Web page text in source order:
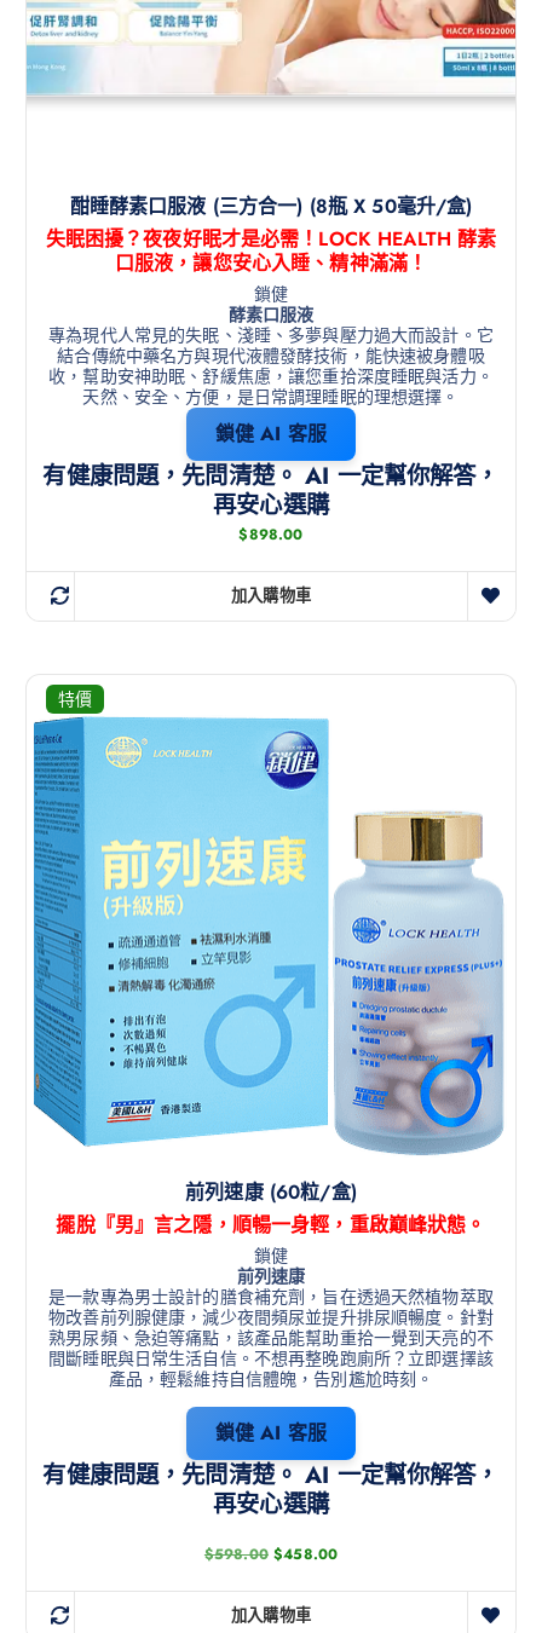
酣睡酵素口服液 (三方合一) (8瓶 X 50毫升/盒)
失眠困擾？夜夜好眠才是必需！LOCK HEALTH 酵素
口服液，讓您安心入睡、精神滿滿！
鎖健
酵素口服液
專為現代人常見的失眠、淺睡、多夢與壓力過大而設計。它
結合傳統中藥名方與現代液體發酵技術，能快速被身體吸
收，幫助安神助眠、舒緩焦慮，讓您重拾深度睡眠與活力。
天然、安全、方便，是日常調理睡眠的理想選擇。
鎖健 AI 客服
有健康問題，先問清楚。 AI 一定幫你解答，
再安心選購
$898.00
加入購物車
特價
前列速康 (60粒/盒)
擺脫『男』言之隱，順暢一身輕，重啟巔峰狀態。
鎖健
前列速康
是一款專為男士設計的膳食補充劑，旨在透過天然植物萃取
物改善前列腺健康，減少夜間頻尿並提升排尿順暢度。針對
熟男尿頻、急迫等痛點，該產品能幫助重拾一覺到天亮的不
間斷睡眠與日常生活自信。不想再整晚跑廁所？立即選擇該
產品，輕鬆維持自信體魄，告別尷尬時刻。
鎖健 AI 客服
有健康問題，先問清楚。 AI 一定幫你解答，
再安心選購
$598.00 $458.00
加入購物車